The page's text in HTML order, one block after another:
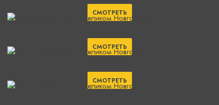
СМОТРЕТЬ
СМОТРЕТЬ
СМОТРЕТЬ